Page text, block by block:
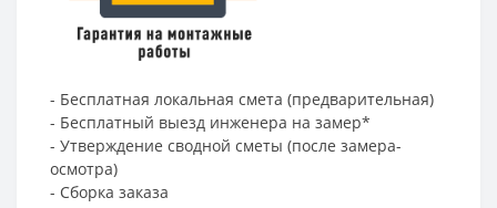
- Бесплатная локальная смета (предварительная)
- Бесплатный выезд инженера на замер*
- Утверждение сводной сметы (после замера-
осмотра)
- Сборка заказа